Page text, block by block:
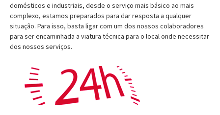
domésticos e industriais, desde o serviço mais básico ao mais
complexo, estamos preparados para dar resposta a qualquer
situação. Para isso, basta ligar com um dos nossos colaboradores
para ser encaminhada a viatura técnica para o local onde necessitar
dos nossos serviços.